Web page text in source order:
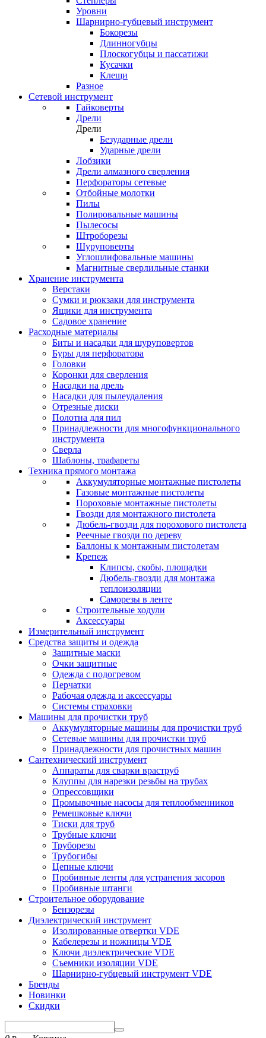
Уровни
Шарнирно-губцевый инструмент
Бокорезы
Длинногубцы
Плоскогубцы и пассатижи
Кусачки
Клещи
Разное
Сетевой инструмент
Гайковерты
Дрели
Дрели
Безударные дрели
Ударные дрели
Лобзики
Дрели алмазного сверления
Перфораторы сетевые
Отбойные молотки
Пилы
Полировальные машины
Пылесосы
Штроборезы
Шуруповерты
Углошлифовальные машины
Магнитные сверлильные станки
Хранение инструмента
Верстаки
Сумки и рюкзаки для инструмента
Ящики для инструмента
Садовое хранение
Расходные материалы
Биты и насадки для шуруповертов
Буры для перфоратора
Головки
Коронки для сверления
Насадки на дрель
Насадки для пылеудаления
Отрезные диски
Полотна для пил
Принадлежности для многофункционального
инструмента
Сверла
Шаблоны, трафареты
Техника прямого монтажа
Аккумуляторные монтажные пистолеты
Газовые монтажные пистолеты
Пороховые монтажные пистолеты
Гвозди для монтажного пистолета
Дюбель-гвозди для порохового пистолета
Реечные гвозди по дереву
Баллоны к монтажным пистолетам
Крепеж
Клипсы, скобы, площадки
Дюбель-гвозди для монтажа
теплоизоляции
Саморезы в ленте
Строительные ходули
Аксессуары
Измерительный инструмент
Средства защиты и одежда
Защитные маски
Очки защитные
Одежда с подогревом
Перчатки
Рабочая одежда и аксессуары
Системы страховки
Машины для прочистки труб
Аккумуляторные машины для прочистки труб
Сетевые машины для прочистки труб
Принадлежности для прочистных машин
Сантехнический инструмент
Аппараты для сварки враструб
Клуппы для нарезки резьбы на трубах
Опрессовщики
Промывочные насосы для теплообменников
Ремешковые ключи
Тиски для труб
Трубные ключи
Труборезы
Трубогибы
Цепные ключи
Пробивные ленты для устранения засоров
Пробивные штанги
Строительное оборудование
Бензорезы
Диэлектрический инструмент
Изолированные отвертки VDE
Кабелерезы и ножницы VDE
Ключи диэлектрические VDE
Съемники изоляции VDE
Шарнирно-губцевый инструмент VDE
Бренды
Новинки
Скидки